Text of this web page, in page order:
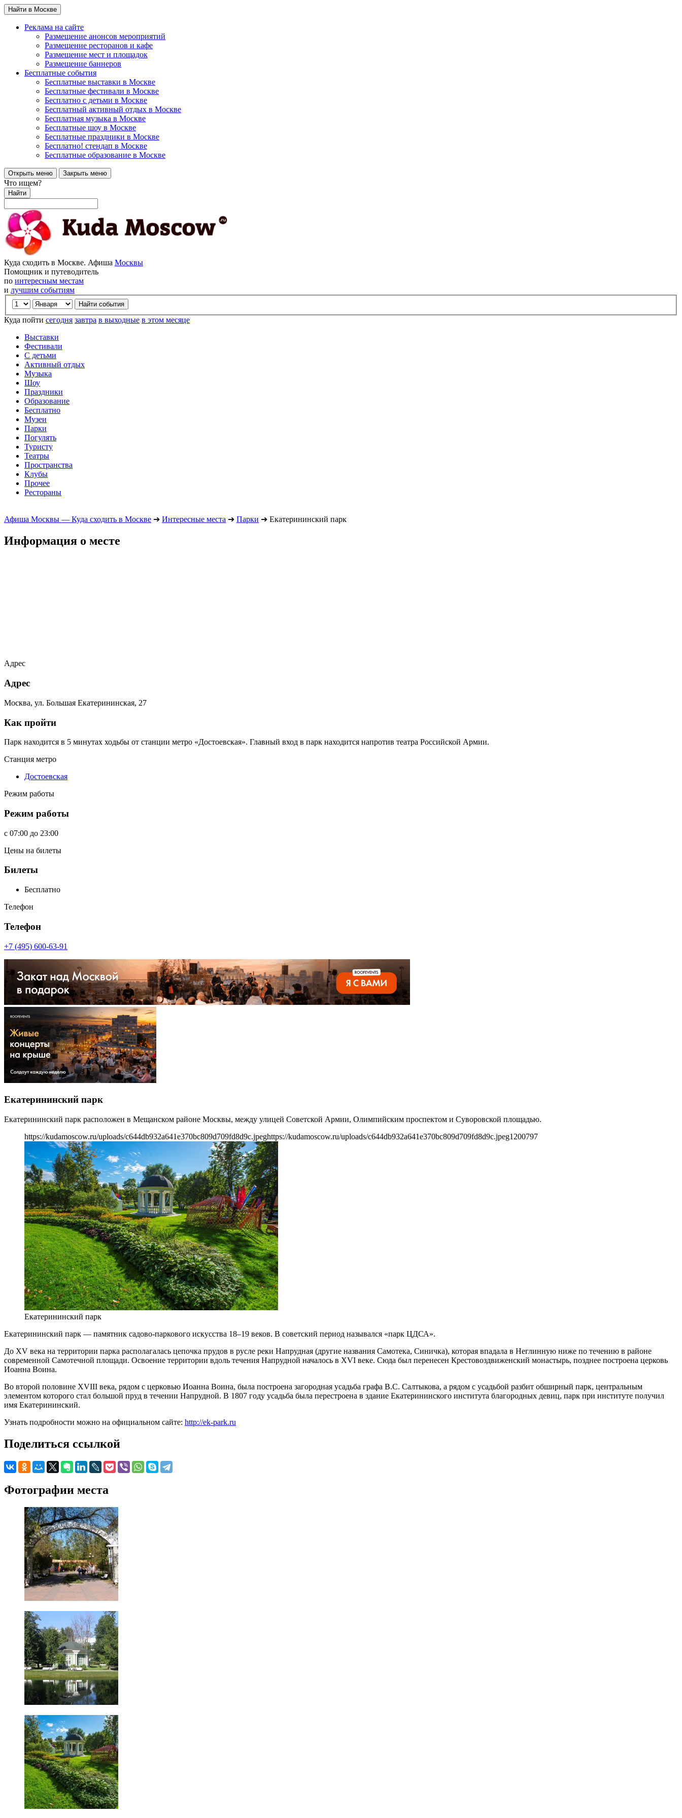
Найти в Москве
Реклама на сайте
Размещение анонсов мероприятий
Размещение ресторанов и кафе
Размещение мест и площадок
Размещение баннеров
Бесплатные события
Бесплатные выставки в Москве
Бесплатные фестивали в Москве
Бесплатно с детьми в Москве
Бесплатный активный отдых в Москве
Бесплатная музыка в Москве
Бесплатные шоу в Москве
Бесплатные праздники в Москве
Бесплатно! стендап в Москве
Бесплатные образование в Москве
Открыть меню Закрыть меню
Что ищем?
Найти
Куда сходить в Москве. Афиша Москвы
Помощник и путеводитель
по интересным местам
и лучшим событиям
Куда пойти сегодня завтра в выходные в этом месяце
Выставки
Фестивали
С детьми
Активный отдых
Музыка
Шоу
Праздники
Образование
Бесплатно
Музеи
Парки
Погулять
Туристу
Театры
Пространства
Клубы
Прочее
Рестораны
Афиша Москвы — Куда сходить в Москве ➔ Интересные места ➔ Парки ➔ Екатерининский парк
Информация о месте
Адрес
Адрес
Москва, ул. Большая Екатерининская, 27
Как пройти
Парк находится в 5 минутах ходьбы от станции метро «Достоевская». Главный вход в парк находится напротив театра Российской Армии.
Станция метро
Достоевская
Режим работы
Режим работы
c 07:00 до 23:00
Цены на билеты
Билеты
Бесплатно
Телефон
Телефон
+7 (495) 600-63-91
Екатерининский парк
Екатерининский парк расположен в Мещанском районе Москвы, между улицей Советской Армии, Олимпийским проспектом и Суворовской площадью.
https://kudamoscow.ru/uploads/c644db932a641e370bc809d709fd8d9c.jpeghttps://kudamoscow.ru/uploads/c644db932a641e370bc809d709fd8d9c.jpeg1200797
Екатерининский парк
Екатерининский парк — памятник садово-паркового искусства 18–19 веков. В советский период назывался «парк ЦДСА».
До XV века на территории парка располагалась цепочка прудов в русле реки Напрудная (другие названия Самотека, Синичка), которая впадала в Неглинную ниже по течению в районе
современной Самотечной площади. Освоение территории вдоль течения Напрудной началось в XVI веке. Сюда был перенесен Крестовоздвиженский монастырь, позднее построена церковь
Иоанна Воина.
Во второй половине XVIII века, рядом с церковью Иоанна Воина, была построена загородная усадьба графа В.С. Салтыкова, а рядом с усадьбой разбит обширный парк, центральным
элементом которого стал большой пруд в течении Напрудной. В 1807 году усадьба была перестроена в здание Екатерининского института благородных девиц, парк при институте получил
имя Екатерининский.
Узнать подробности можно на официальном сайте: http://ek-park.ru
Поделиться ссылкой
Фотографии места